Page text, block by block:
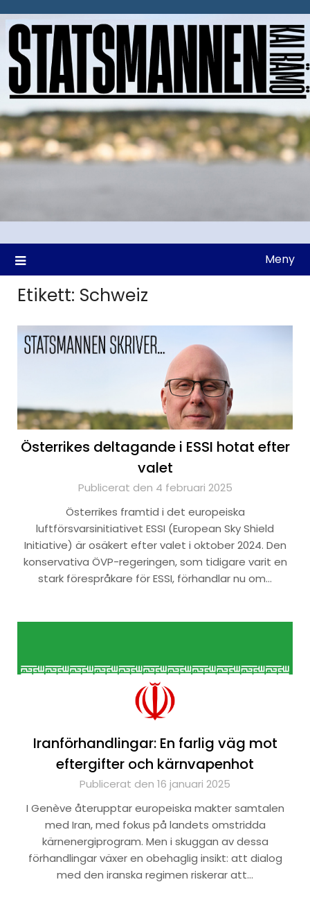
till
Meny
Etikett: Schweiz
Österrikes deltagande i ESSI hotat efter
valet
Publicerat den 4 februari 2025
Österrikes framtid i det europeiska
luftförsvarsinitiativet ESSI (European Sky Shield
Initiative) är osäkert efter valet i oktober 2024. Den
konservativa ÖVP-regeringen, som tidigare varit en
stark förespråkare för ESSI, förhandlar nu om…
Iranförhandlingar: En farlig väg mot
eftergifter och kärnvapenhot
Publicerat den 16 januari 2025
I Genève återupptar europeiska makter samtalen
med Iran, med fokus på landets omstridda
kärnenergiprogram. Men i skuggan av dessa
förhandlingar växer en obehaglig insikt: att dialog
med den iranska regimen riskerar att…